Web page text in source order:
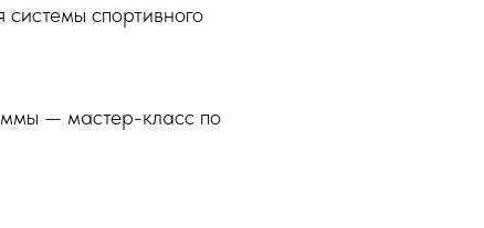
спортивного
— мастер-класс по